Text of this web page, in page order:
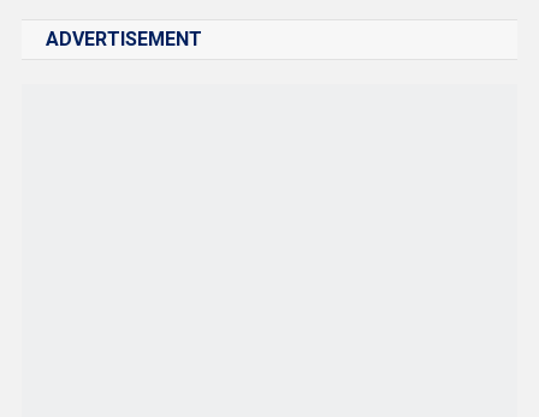
ADVERTISEMENT